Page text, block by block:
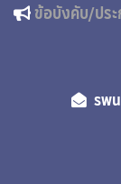
ข้อบังคับ/ป